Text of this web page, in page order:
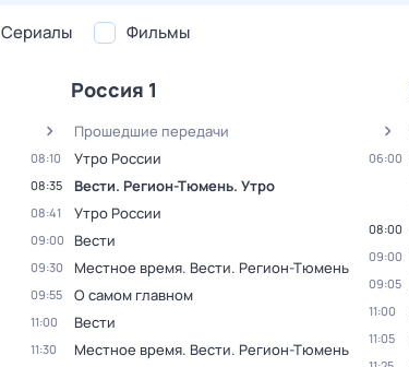
Сериалы Фильмы
Россия 1
Прошедшие передачи
08:10 Утро России
08:35 Вести. Регион-Тюмень. Утро
08:41 Утро России
09:00 Вести
09:30 Местное время. Вести. Регион-Тюмень
09:55 О самом главном
11:00 Вести
11:30 Местное время. Вести. Регион-Тюмень
06:00
08:00
09:00
09:05
11:00
11:05